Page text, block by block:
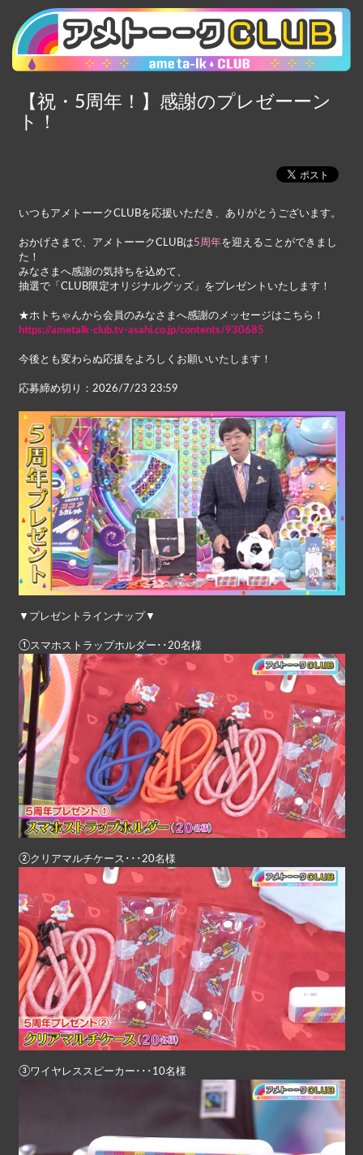
【祝・5周年！】感謝のプレゼーーン
ト！
いつもアメトーークCLUBを応援いただき、ありがとうございます。
おかげさまで、アメトーークCLUBは5周年を迎えることができまし
た！
みなさまへ感謝の気持ちを込めて、
抽選で「CLUB限定オリジナルグッズ」をプレゼントいたします！
★ホトちゃんから会員のみなさまへ感謝のメッセージはこちら！
https://ametalk-club.tv-asahi.co.jp/contents/930685
今後とも変わらぬ応援をよろしくお願いいたします！
応募締め切り：2026/7/23 23:59
▼プレゼントラインナップ▼
①スマホストラップホルダー･･20名様
②クリアマルチケース･･･20名様
③ワイヤレススピーカー･･･10名様